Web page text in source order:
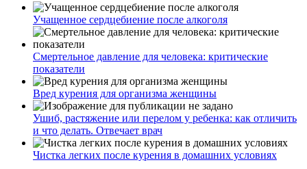
Учащенное сердцебиение после алкоголя
Смертельное давление для человека: критические
показатели
Вред курения для организма женщины
Ушиб, растяжение или перелом у ребенка: как отличить
и что делать. Отвечает врач
Чистка легких после курения в домашних условиях